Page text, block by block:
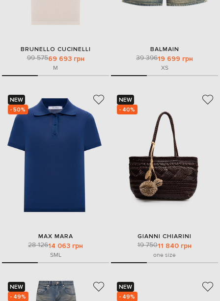
BRUNELLO CUCINELLI
99 57569 693 грн
M
BALMAIN
39 39619 699 грн
XS
NEW
- 50%
MAX MARA
28 12614 063 грн
SML
NEW
- 40%
GIANNI CHIARINI
19 75011 840 грн
one size
NEW
- 49%
NEW
- 49%